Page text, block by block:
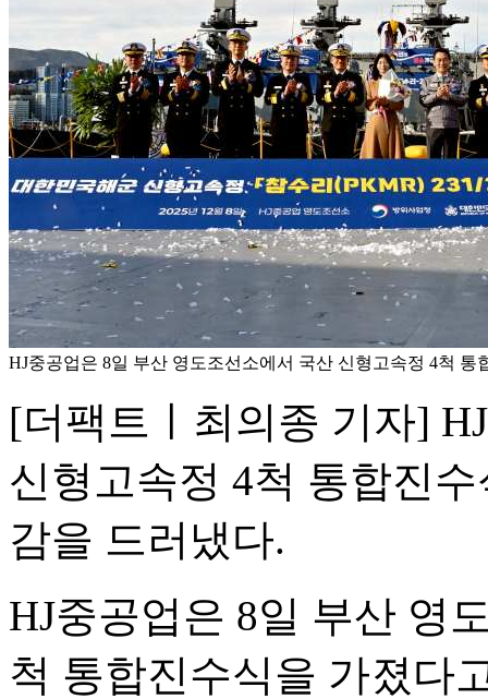
HJ중공업은 8일 부산 영도조선소에서 국산 신형고속정 4척 통
[더팩트ㅣ최의종 기자]
신형고속정 4척 통합진
감을 드러냈다.
HJ중공업은 8일 부산 영
척 통합진수식을 가졌다